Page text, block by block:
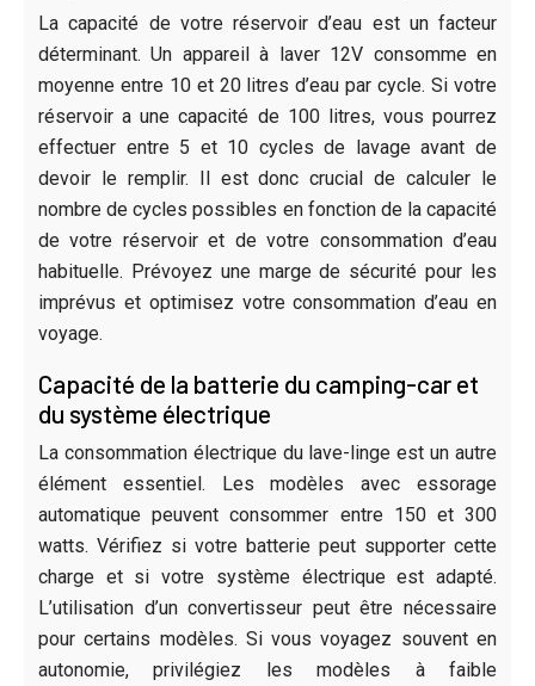
La capacité de votre réservoir d’eau est un facteur
déterminant. Un appareil à laver 12V consomme en
moyenne entre 10 et 20 litres d’eau par cycle. Si votre
réservoir a une capacité de 100 litres, vous pourrez
effectuer entre 5 et 10 cycles de lavage avant de
devoir le remplir. Il est donc crucial de calculer le
nombre de cycles possibles en fonction de la capacité
de votre réservoir et de votre consommation d’eau
habituelle. Prévoyez une marge de sécurité pour les
imprévus et optimisez votre consommation d’eau en
voyage.
Capacité de la batterie du camping-car et
du système électrique
La consommation électrique du lave-linge est un autre
élément essentiel. Les modèles avec essorage
automatique peuvent consommer entre 150 et 300
watts. Vérifiez si votre batterie peut supporter cette
charge et si votre système électrique est adapté.
L’utilisation d’un convertisseur peut être nécessaire
pour certains modèles. Si vous voyagez souvent en
autonomie, privilégiez les modèles à faible